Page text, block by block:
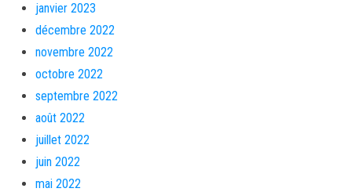
janvier 2023
décembre 2022
novembre 2022
octobre 2022
septembre 2022
août 2022
juillet 2022
juin 2022
mai 2022